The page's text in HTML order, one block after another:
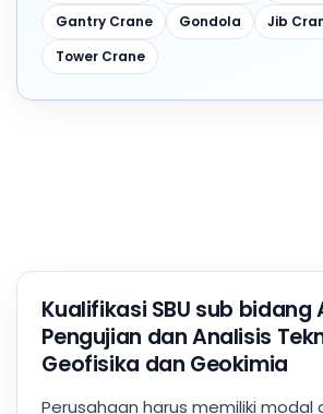
Gantry Crane
Gondola
Jib
Tower Crane
Kualifikasi SBU sub bidang
Pengujian dan Analisis
Geofisika dan Geokimia
Perusahaan harus memiliki modal